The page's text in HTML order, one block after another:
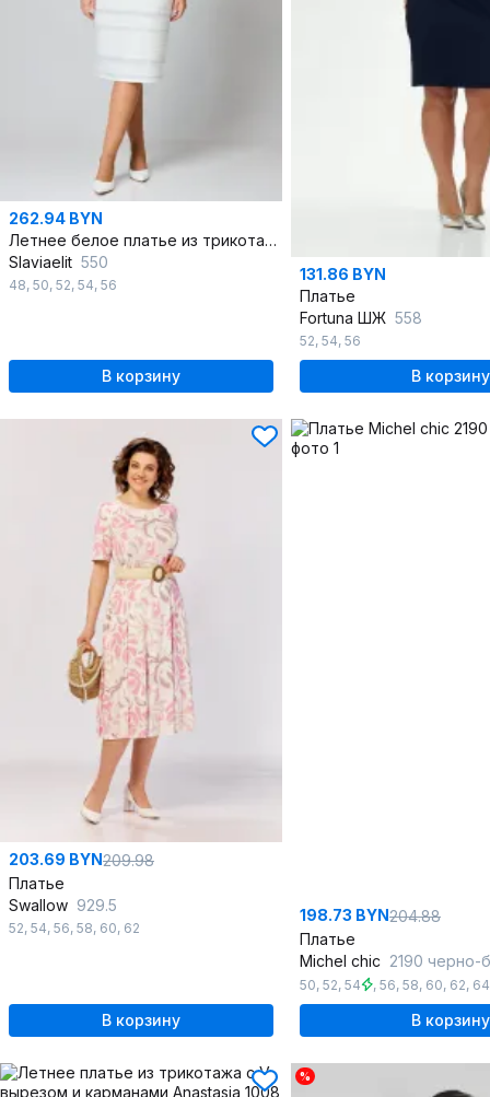
262.94 BYN
Летнее белое платье из трикотажа с вырезом и подрезом
Slaviaelit 550
48, 50, 52, 54, 56
В корзину
131.86 BYN
Платье
Fortuna ШЖ 558
52, 54, 56
В корзину
203.69 BYN209.98
Платье
Swallow 929.5
52, 54, 56, 58, 60, 62
В корзину
198.73 BYN204.88
Платье
Michel chic 2190 черно-
50, 52, 54 , 56, 58, 60, 62, 64
В корзину
%